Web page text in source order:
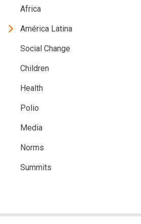
Africa
América Latina
Social Change
Children
Health
Polio
Media
Norms
Summits